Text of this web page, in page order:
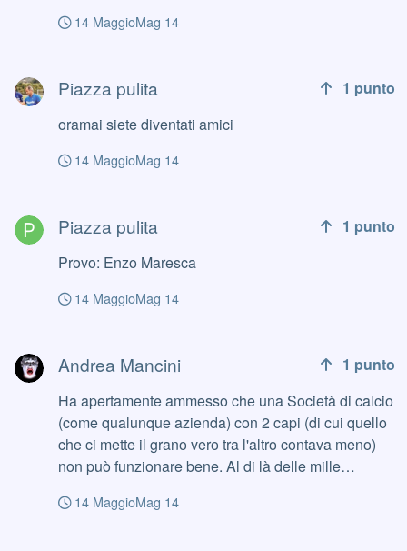
14 MaggioMag 14
Piazza pulita 1 punto
oramai siete diventati amici
14 MaggioMag 14
Piazza pulita 1 punto
Provo: Enzo Maresca
14 MaggioMag 14
Andrea Mancini 1 punto
Ha apertamente ammesso che una Società di calcio
(come qualunque azienda) con 2 capi (di cui quello
che ci mette il grano vero tra l'altro contava meno)
non può funzionare bene. Al di là delle mille
sola persona è la mia speranza di rinascita
14 MaggioMag 14